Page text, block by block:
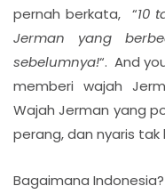
pernah berkata, “10
Jerman yang
sebelumnya!“. And
memberi wajah
Wajah Jerman yang
perang, dan nyaris tak
Bagaimana Indonesia?